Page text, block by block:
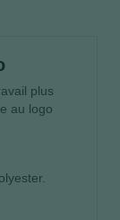
plus
au logo